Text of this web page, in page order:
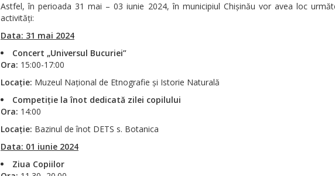
Astfel, în perioada 31 mai – 03 iunie 2024, în municipiul Chișinău vor avea loc
activități:
Data: 31 mai 2024
Concert „Universul Bucuriei”
Ora: 15:00-17:00
Locație: Muzeul Național de Etnografie și Istorie Naturală
Competiție la înot dedicată zilei copilului
Ora: 14:00
Locație: Bazinul de înot DETS s. Botanica
Data: 01 iunie 2024
Ziua Copiilor